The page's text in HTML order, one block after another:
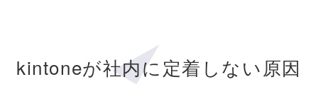
kintoneが社内に定着しない原因